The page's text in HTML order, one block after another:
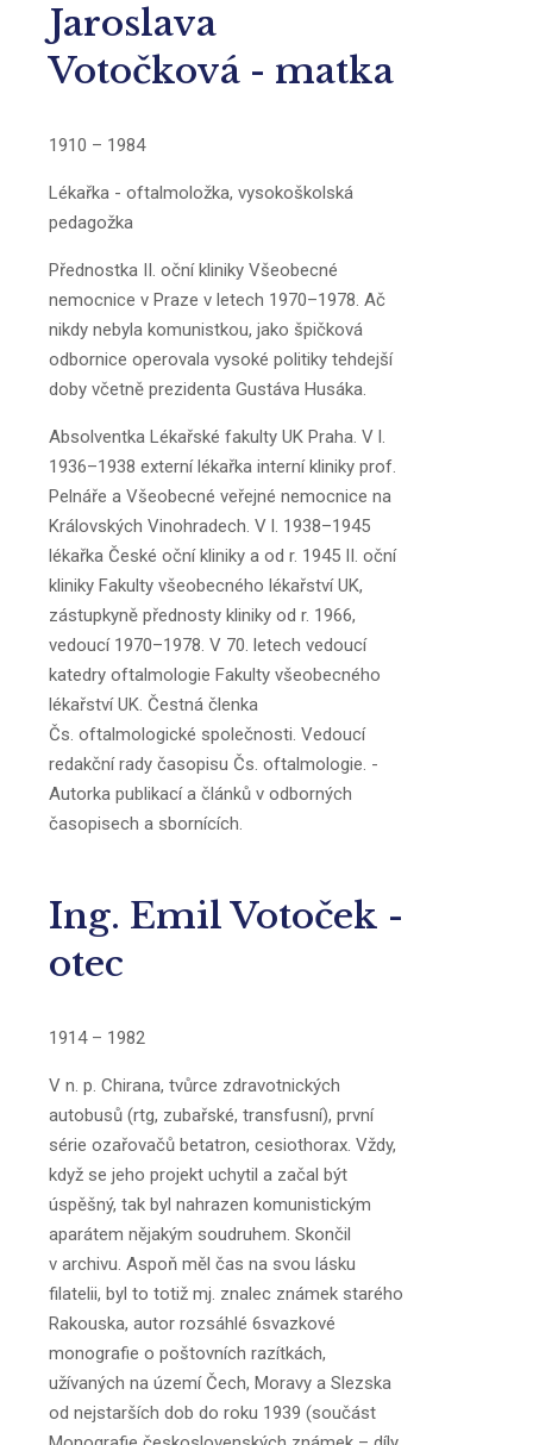
Jaroslava
Votočková - matka
1910 – 1984
Lékařka - oftalmoložka, vysokoškolská
pedagožka
Přednostka II. oční kliniky Všeobecné
nemocnice v Praze v letech 1970–1978. Ač
nikdy nebyla komunistkou, jako špičková
odbornice operovala vysoké politiky tehdejší
doby včetně prezidenta Gustáva Husáka.
Absolventka Lékařské fakulty UK Praha. V l.
1936–1938 externí lékařka interní kliniky prof.
Pelnáře a Všeobecné veřejné nemocnice na
Královských Vinohradech. V l. 1938–1945
lékařka České oční kliniky a od r. 1945 II. oční
kliniky Fakulty všeobecného lékařství UK,
zástupkyně přednosty kliniky od r. 1966,
vedoucí 1970–1978. V 70. letech vedoucí
katedry oftalmologie Fakulty všeobecného
lékařství UK. Čestná členka
Čs. oftalmologické společnosti. Vedoucí
redakční rady časopisu Čs. oftalmologie. -
Autorka publikací a článků v odborných
časopisech a sbornících.
Ing. Emil Votoček -
otec
1914 – 1982
V n. p. Chirana, tvůrce zdravotnických
autobusů (rtg, zubařské, transfusní), první
série ozařovačů betatron, cesiothorax. Vždy,
když se jeho projekt uchytil a začal být
úspěšný, tak byl nahrazen komunistickým
aparátem nějakým soudruhem. Skončil
v archivu. Aspoň měl čas na svou lásku
filatelii, byl to totiž mj. znalec známek starého
Rakouska, autor rozsáhlé 6svazkové
monografie o poštovních razítkách,
užívaných na území Čech, Moravy a Slezska
od nejstarších dob do roku 1939 (součást